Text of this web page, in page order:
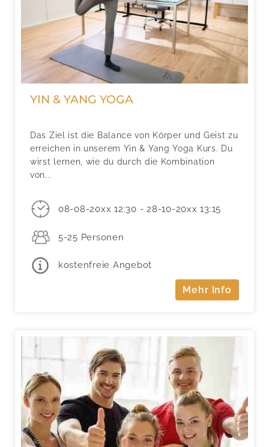
YIN & YANG YOGA
Das Ziel ist die Balance von Körper und Geist zu
erreichen in unserem Yin & Yang Yoga Kurs. Du
wirst lernen, wie du durch die Kombination
von...
08-08-20xx 12:30 - 28-10-20xx 13:15
5-25 Personen
kostenfreie Angebot
Mehr Info